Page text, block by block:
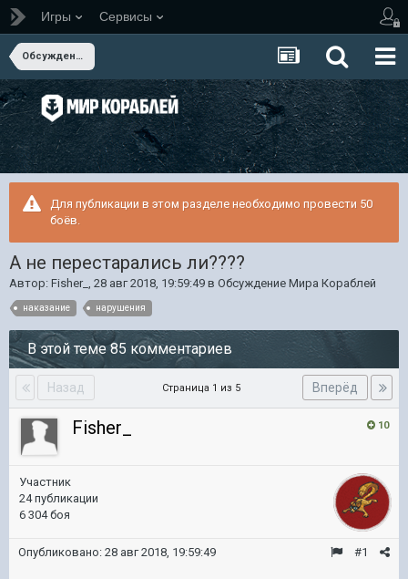
Игры Сервисы
Обсуждение Мира Кораблей
Для публикации в этом разделе необходимо провести 50
боёв.
А не перестарались ли????
Автор: Fisher_ , 28 авг 2018, 19:59:49 в Обсуждение Мира Кораблей
наказание нарушения
В этой теме 85 комментариев
Назад Вперёд
Страница 1 из 5
10
Fisher_
Участник
24 публикации
6 304 боя
#1
Опубликовано: 28 авг 2018, 19:59:49